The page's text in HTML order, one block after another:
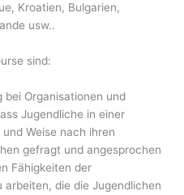
Kroatien, Bulgarien,
usw..
sind:
bei Organisationen und
Jugendliche in einer
Weise nach ihren
gefragt und angesprochen
Fähigkeiten der
die die Jugendlichen